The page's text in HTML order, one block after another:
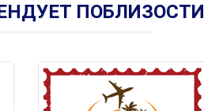
ПОБЛИЗОСТИ